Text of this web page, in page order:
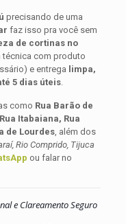
precisando de uma
faz isso pra você sem
de cortinas no
técnica com produto
e entrega limpa,
5 dias úteis.
como Rua Barão de
Itabaiana, Rua
de Lourdes, além dos
Rio Comprido, Tijuca
ou falar no
e Clareamento Seguro